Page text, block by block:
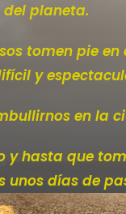
planeta.
tomen pie
y
en la
hasta que
días de